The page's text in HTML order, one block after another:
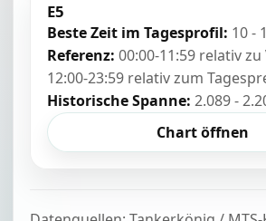
E5
Beste Zeit im Tagesprofil: 10 -
Referenz: 00:00-11:59 relativ
12:00-23:59 relativ zum
Historische Spanne: 2.089 -
Chart öffnen